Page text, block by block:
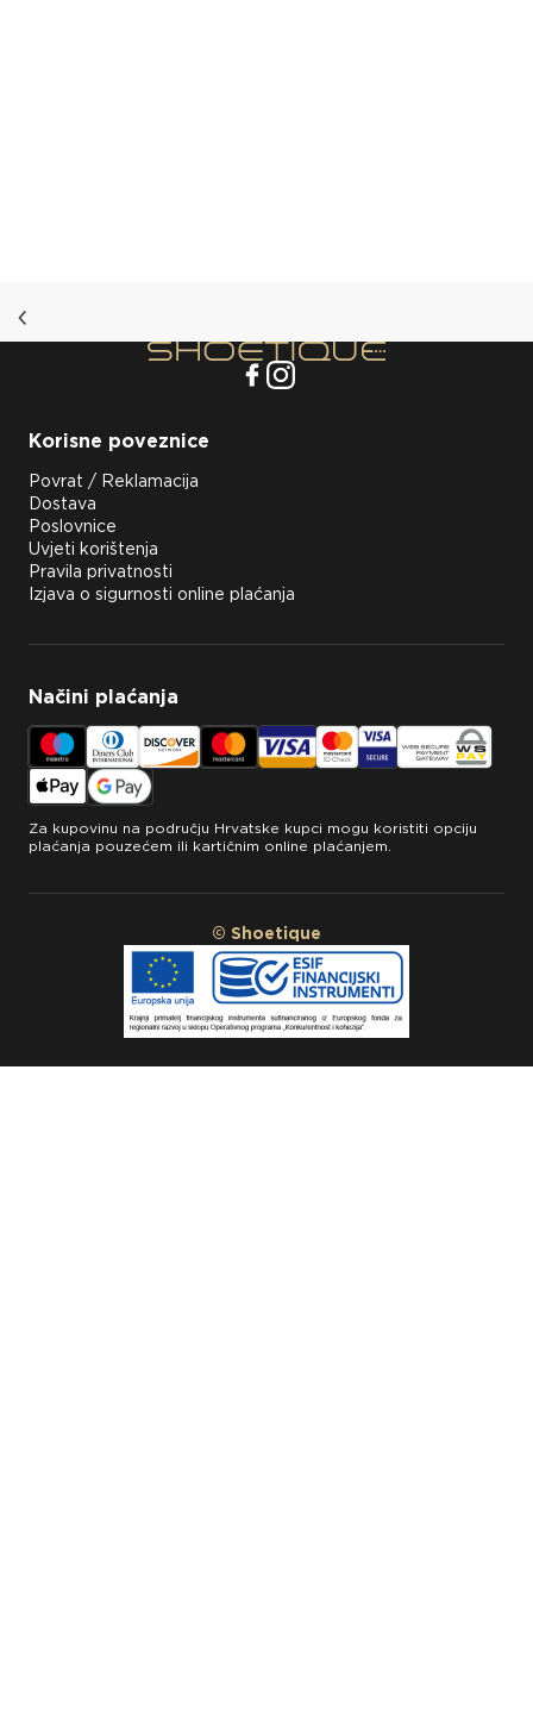
Korisne poveznice
Povrat / Reklamacija
Dostava
Poslovnice
Uvjeti korištenja
Pravila privatnosti
Izjava o sigurnosti online plaćanja
Načini plaćanja
Za kupovinu na području Hrvatske kupci mogu koristiti opciju
plaćanja pouzećem ili kartičnim online plaćanjem.
© Shoetique